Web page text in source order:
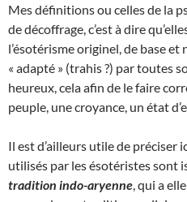
Mes définitions ou celles de la
de décoffrage, c’est à dire
l’ésotérisme originel, de base
« adapté » (trahis ?) par toutes
heureux, cela afin de le faire
peuple, une croyance, un état
Il est d’ailleurs utile de préciser
utilisés par les ésotéristes sont
tradition indo-aryenne , qui a